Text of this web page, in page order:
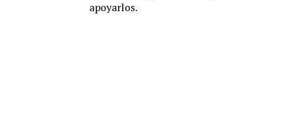
apoyarlos.